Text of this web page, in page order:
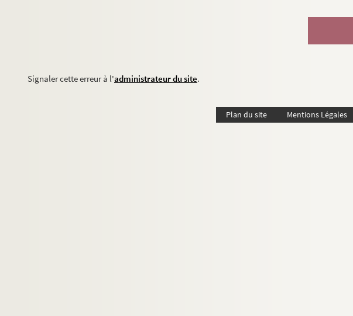
Signaler cette erreur à l'administrateur du site.
Plan du site Mentions Légales